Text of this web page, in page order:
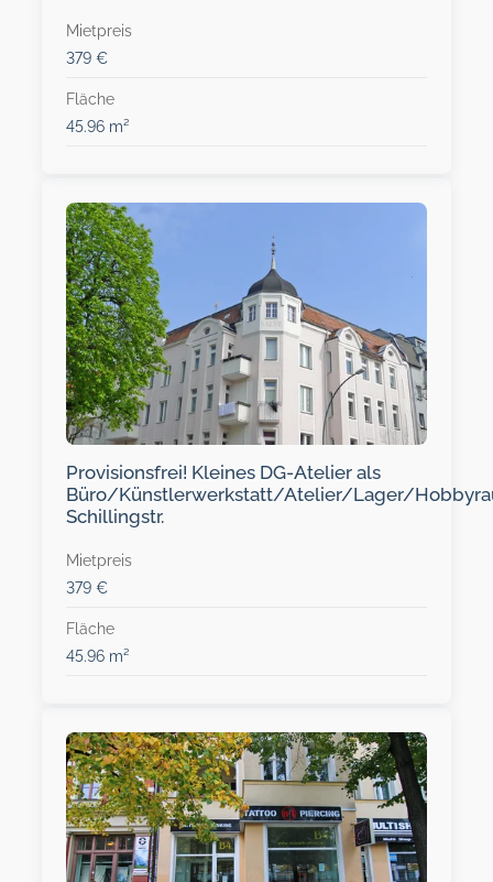
Mietpreis
379 €
Fläche
45.96 m²
Provisionsfrei! Kleines DG-Atelier als
Büro/Künstlerwerkstatt/Atelier/Lager/
Schillingstr.
Mietpreis
379 €
Fläche
45.96 m²